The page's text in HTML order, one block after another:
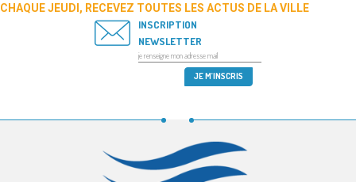
CHAQUE JEUDI, RECEVEZ TOUTES LES ACTUS DE LA VILLE
INSCRIPTION
NEWSLETTER